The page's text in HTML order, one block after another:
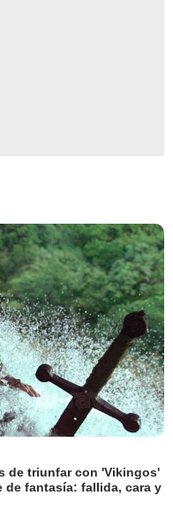
de triunfar con 'Vikingos'
de fantasía: fallida, cara y